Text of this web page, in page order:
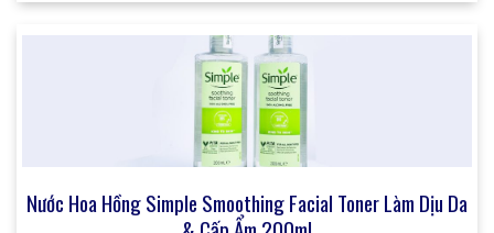
Nước Hoa Hồng Simple Smoothing Facial Toner Làm Dịu Da